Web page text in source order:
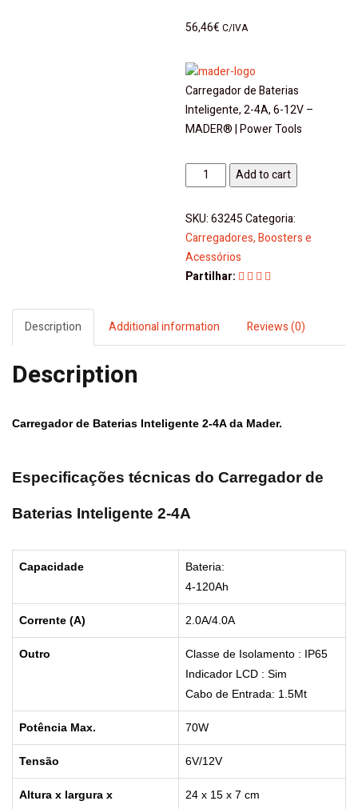
56,46€ C/IVA
Carregador de Baterias
Inteligente, 2-4A, 6-12V –
MADER® | Power Tools
Carregador
de
Baterias
Inteligente
2-
4A,
-
Mader
quantity
Add to cart
SKU:63245 Categoria:
Carregadores, Boosters e
Acessórios
Partilhar:
Description Additional information Reviews (0)
Description
Carregador de Baterias Inteligente 2-4A da Mader.
Especificações técnicas do Carregador de
Baterias Inteligente 2-4A
Capacidade
Bateria:
4-120Ah
Corrente (A) 2.0A/4.0A
Outro
Classe de Isolamento : IP65
Indicador LCD : Sim
Cabo de Entrada: 1.5Mt
Potência Max. 70W
Tensão 6V/12V
Altura x largura x
24 x 15 x 7 cm